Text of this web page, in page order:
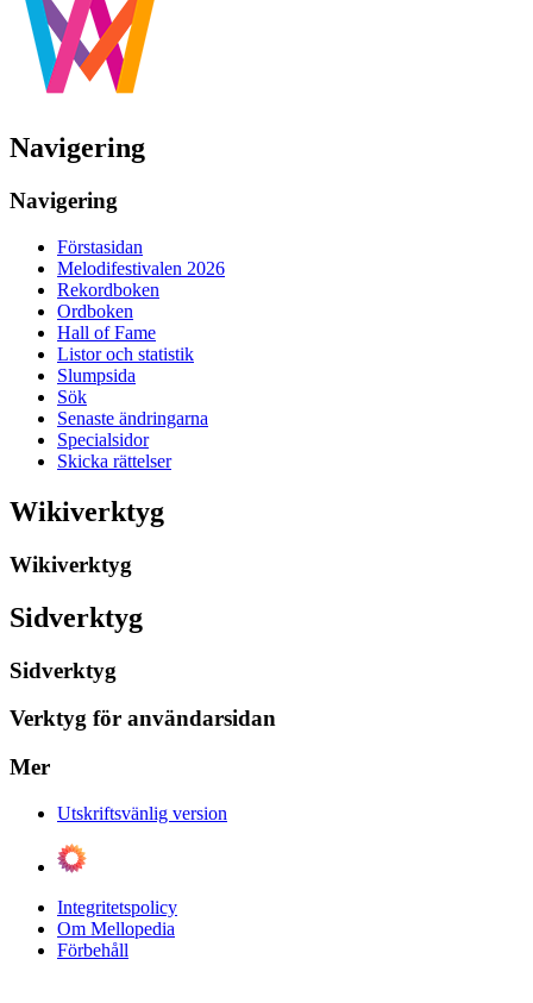
Navigering
Navigering
Förstasidan
Melodifestivalen 2026
Rekordboken
Ordboken
Hall of Fame
Listor och statistik
Slumpsida
Sök
Senaste ändringarna
Specialsidor
Skicka rättelser
Wikiverktyg
Wikiverktyg
Sidverktyg
Sidverktyg
Verktyg för användarsidan
Mer
Utskriftsvänlig version
Integritetspolicy
Om Mellopedia
Förbehåll